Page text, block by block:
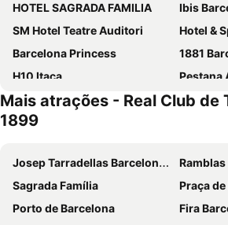
HOTEL SAGRADA FAMILIA
Ibis
SM Hotel Teatre Auditori
Hotel &
Barcelona Princess
1881
H10 Itaca
Pestana
Hotel Alimara
Ilunion
Hotel Barcelona Condal Mar Affiliated by Meliá
The Mo House Gotic
NH
Barcelo Raval
Ikonik
Ikonik Anglí
NH
Mais atrações - Real Club de
1899
Josep Tarradellas Barcelona–El Prat Airport
Ramblas
Sagrada Família
Praça
Porto de Barcelona
Fira